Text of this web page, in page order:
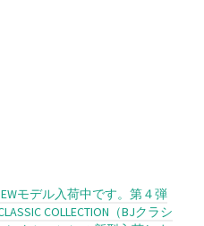
モデル入荷中です。第４弾
COLLECTION（BJクラシ